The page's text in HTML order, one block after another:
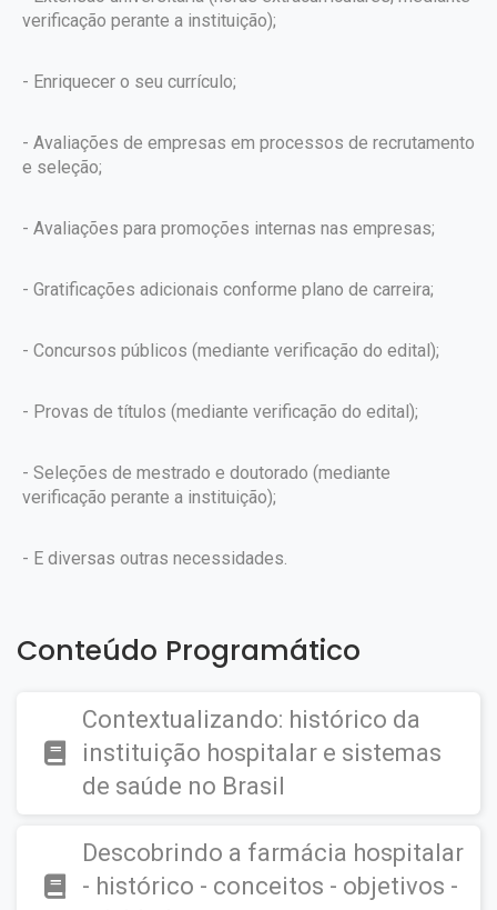
verificação perante a instituição);
- Enriquecer o seu currículo;
- Avaliações de empresas em processos de recrutamento
e seleção;
- Avaliações para promoções internas nas empresas;
- Gratificações adicionais conforme plano de carreira;
- Concursos públicos (mediante verificação do edital);
- Provas de títulos (mediante verificação do edital);
- Seleções de mestrado e doutorado (mediante
verificação perante a instituição);
- E diversas outras necessidades.
Conteúdo Programático
Contextualizando: histórico da
instituição hospitalar e sistemas
de saúde no Brasil
Descobrindo a farmácia hospitalar
- histórico - conceitos - objetivos -